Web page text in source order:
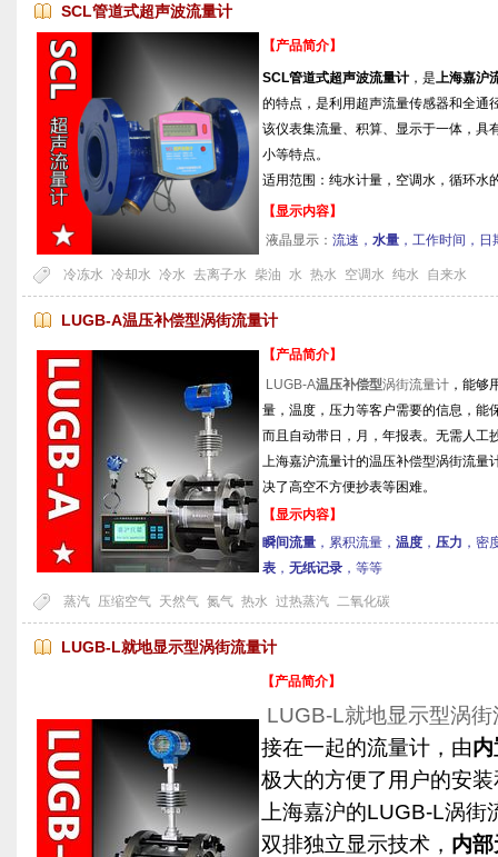
SCL管道式超声波流量计
【产品简介】
SCL管道式超声波流量计 ，是上海嘉沪
的特点，是利用超声流量传感器和全通
该仪表集流量、积算、显示于一体，具
小等特点。
适用范围：纯水计量，空调水，循环水
【显示内容】
液晶显示： 流速， 水量 ，工作时间，日
冷冻水 冷却水 冷水 去离子水 柴油 水 热水 空调水 纯水 自来水
LUGB-A温压补偿型涡街流量计
【产品简介】
LUGB-A温压补偿型涡街流量计 ，能够
量，温度，压力等客户需要的信息，能
而且自动带日，月，年报表。无需人工
上海嘉沪流量计的温压补偿型涡街流量
决了高空不方便抄表等困难。
【显示内容】
瞬间流量 ，累积流量， 温度 ， 压力 ，密
表 ， 无纸记录 ，等等
蒸汽 压缩空气 天然气 氮气 热水 过热蒸汽 二氧化碳
LUGB-L就地显示型涡街流量计
【产品简介】
LUGB-L就地显示型涡街
接在一起的流量计，由
极大的方便了用户的安
上海嘉沪的LUGB-L涡
双排独立显示技术， 内